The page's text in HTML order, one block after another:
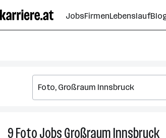
Seiteninhalt
springen
JobsFirmenLebenslauf
9FotoJobsGroßraum Innsbruck9